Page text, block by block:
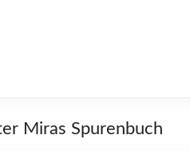
Miras Spurenbuch